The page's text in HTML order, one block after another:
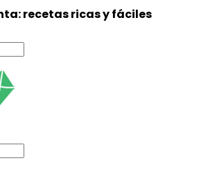
recetas ricas y fáciles